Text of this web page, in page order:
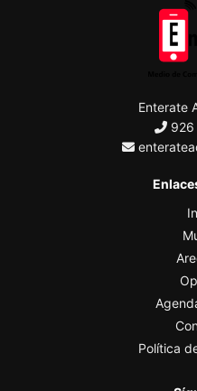
Enterate
Política